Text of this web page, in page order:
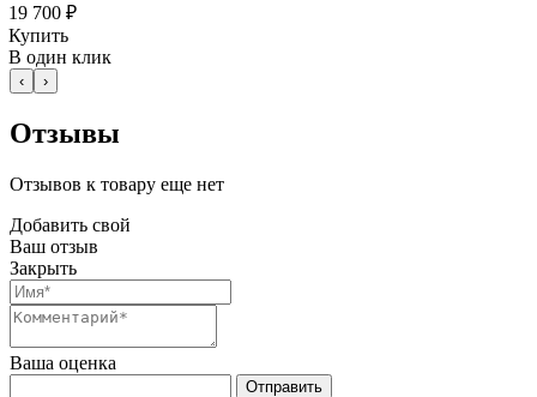
19 700 ₽
Купить
В один клик
‹ ›
Отзывы
Отзывов к товару еще нет
Добавить свой
Ваш отзыв
Закрыть
Ваша оценка
Отправить